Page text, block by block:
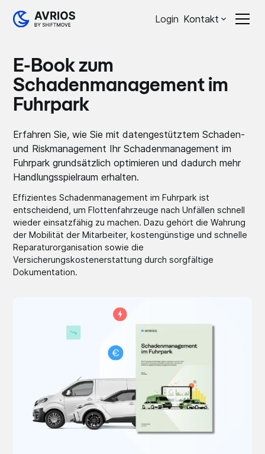
Login Kontakt
E-Book zum
Schadenmanagement im
Fuhrpark
Erfahren Sie, wie Sie mit datengestütztem Schaden-
und Riskmanagement Ihr Schadenmanagement im
Fuhrpark grundsätzlich optimieren und dadurch mehr
Handlungsspielraum erhalten.
Effizientes Schadenmanagement im Fuhrpark ist
entscheidend, um Flottenfahrzeuge nach Unfällen schnell
wieder einsatzfähig zu machen. Dazu gehört die Wahrung
der Mobilität der Mitarbeiter, kostengünstige und schnelle
Reparaturorganisation sowie die
Versicherungskostenerstattung durch sorgfältige
Dokumentation.